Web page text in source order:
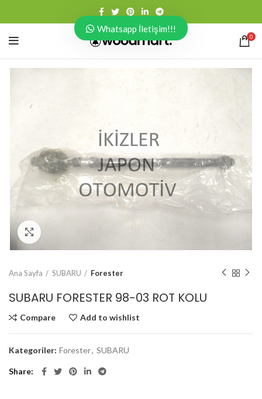
0
Ana Sayfa SUBARU Forester
SUBARU FORESTER 98-03 ROT KOLU
Compare Add to wishlist
Kategoriler: Forester, SUBARU
Share
Whatsapp İletişim!!!